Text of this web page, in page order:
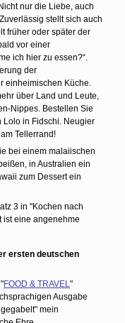
Nicht nur die Liebe, auch
stellt sich auch
früher oder später der
vor einer
ich hier zu essen?“.
der
einheimischen Küche.
über Land und Leute,
Nippes. Bestellen Sie
Lolo in Fidschi. Neugier
Tellerrand!
bei einem malaiischen
in Australien ein
zum Dessert ein
3 in "Kochen nach
ist eine angenehme
ersten deutschen
FOOD & TRAVEL"
Ausgabe
mein